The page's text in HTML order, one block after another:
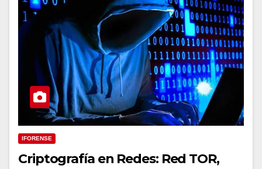
IFORENSE
Criptografía en Redes: Red TOR,